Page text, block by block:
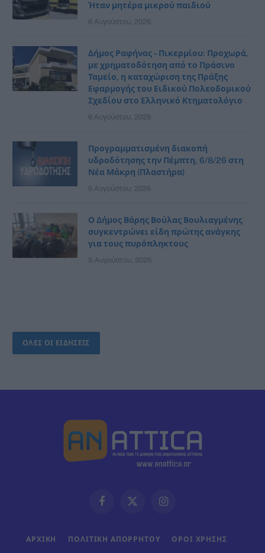
Ήταν μητέρα μικρού παιδιού
6 Αυγούστου, 2026
Δήμος Ραφήνας – Πικερμίου: Προχωρά,
με χρηματοδότηση από το Πράσινο
Ταμείο, η καταχώριση της Πράξης
Εφαρμογής του Ειδικού Πολεοδομικού
Σχεδίου στο Ελληνικό Κτηματολόγιο
6 Αυγούστου, 2026
Προγραμματισμένη διακοπή
υδροδότησης την Πέμπτη, 6/8/26 στη
Νέα Μάκρη (Πλαστήρα)
6 Αυγούστου, 2026
Ο Δήμος Βάρης Βούλας Βουλιαγμένης
συγκεντρώνει είδη πρώτης ανάγκης
για τους πυρόπληκτους
5 Αυγούστου, 2026
ΟΛΕΣ ΟΙ ΕΙΔΗΣΕΙΣ
FacebookX
Instagram
ΑΡΧΙΚΗ ΠΟΛΙΤΙΚΗ ΑΠΟΡΡΗΤΟΥ ΟΡΟΙ ΧΡΗΣΗΣ